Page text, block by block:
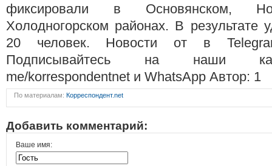
фиксировали в Основянском,
Холодногорском районах. В результате
20 человек. Новости от в
Подписывайтесь на наши
me/korrespondentnet и WhatsApp Автор: 1
По материалам: Корреспондент.net
Добавить комментарий:
Ваше имя: